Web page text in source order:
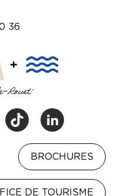
36
BROCHURES
DE TOURISME